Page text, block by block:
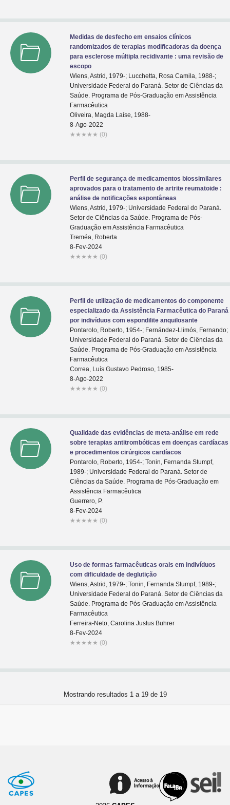
Medidas de desfecho em ensaios clínicos
randomizados de terapias modificadoras da doença
para esclerose múltipla recidivante : uma revisão de
escopo
Wiens, Astrid, 1979-; Lucchetta, Rosa Camila, 1988-;
Universidade Federal do Paraná. Setor de Ciências da
Saúde. Programa de Pós-Graduação em Assistência
Farmacêutica
Oliveira, Magda Laíse, 1988-
8-Ago-2022
★ ★ ★ ★ ★ (0)
Perfil de segurança de medicamentos biossimilares
aprovados para o tratamento de artrite reumatoide :
análise de notificações espontâneas
Wiens, Astrid, 1979-; Universidade Federal do Paraná.
Setor de Ciências da Saúde. Programa de Pós-
Graduação em Assistência Farmacêutica
Treméa, Roberta
8-Fev-2024
★ ★ ★ ★ ★ (0)
Perfil de utilização de medicamentos do componente
especializado da Assistência Farmacêutica do Paraná
por indivíduos com espondilite anquilosante
Pontarolo, Roberto, 1954-; Fernández-Llimós, Fernando;
Universidade Federal do Paraná. Setor de Ciências da
Saúde. Programa de Pós-Graduação em Assistência
Farmacêutica
Correa, Luís Gustavo Pedroso, 1985-
8-Ago-2022
★ ★ ★ ★ ★ (0)
Qualidade das evidências de meta-análise em rede
sobre terapias antitrombóticas em doenças cardíacas
e procedimentos cirúrgicos cardíacos
Pontarolo, Roberto, 1954-; Tonin, Fernanda Stumpf,
1989-; Universidade Federal do Paraná. Setor de
Ciências da Saúde. Programa de Pós-Graduação em
Assistência Farmacêutica
Guerrero, P.
8-Fev-2024
★ ★ ★ ★ ★ (0)
Uso de formas farmacêuticas orais em indivíduos
com dificuldade de deglutição
Wiens, Astrid, 1979-; Tonin, Fernanda Stumpf, 1989-;
Universidade Federal do Paraná. Setor de Ciências da
Saúde. Programa de Pós-Graduação em Assistência
Farmacêutica
Ferreira-Neto, Carolina Justus Buhrer
8-Fev-2024
★ ★ ★ ★ ★ (0)
Mostrando resultados 1 a 19 de 19